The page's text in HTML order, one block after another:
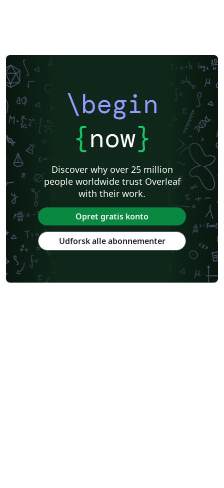
\begin
{now}
Discover why over 25 million
people worldwide trust Overleaf
with their work.
Opret gratis konto
Udforsk alle abonnementer